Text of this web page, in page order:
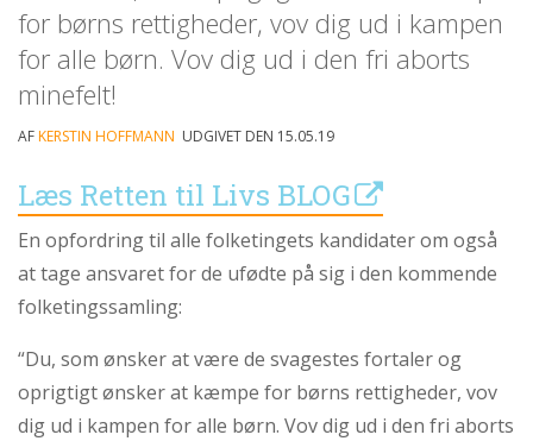
personlige
1.6:
Argumenter
imod
abort
2.0:
Om
os
2.1:
Aktioner
2.2:
Tidligere
2.3:
Organisation
2.4:
Abortmindelunden
for børns rettigheder, vov dig ud i kampen
for alle børn. Vov dig ud i den fri aborts
minefelt!
AFKERSTIN HOFFMANN UDGIVET DEN 15.05.19
Læs Retten til Livs BLOG
En opfordring til alle folketingets kandidater om også
at tage ansvaret for de ufødte på sig i den kommende
folketingssamling:
“Du, som ønsker at være de svagestes fortaler og
oprigtigt ønsker at kæmpe for børns rettigheder, vov
dig ud i kampen for alle børn. Vov dig ud i den fri aborts